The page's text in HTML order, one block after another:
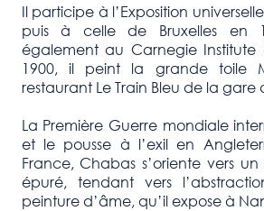
Il participe à l’Exposition
puis à celle de Bruxelles en
également au Carnegie Institute
1900, il peint la grande toile
restaurant Le Train Bleu de la gare
La Première Guerre mondiale
et le pousse à l’exil en
France, Chabas s’oriente vers
épuré, tendant vers
peinture d’âme, qu’il expose à